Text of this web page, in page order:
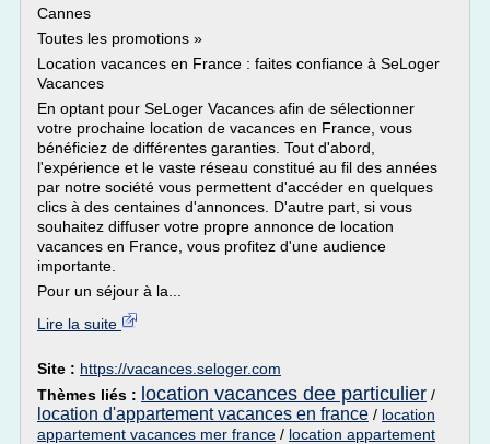
Cannes
Toutes les promotions »
Location vacances en France : faites confiance à SeLoger
Vacances
En optant pour SeLoger Vacances afin de sélectionner
votre prochaine location de vacances en France, vous
bénéficiez de différentes garanties. Tout d'abord,
l'expérience et le vaste réseau constitué au fil des années
par notre société vous permettent d'accéder en quelques
clics à des centaines d'annonces. D'autre part, si vous
souhaitez diffuser votre propre annonce de location
vacances en France, vous profitez d'une audience
importante.
Pour un séjour à la...
Lire la suite
Site : https://vacances.seloger.com
Thèmes liés : location vacances dee particulier /
location d'appartement vacances en france / location
appartement vacances mer france / location appartement